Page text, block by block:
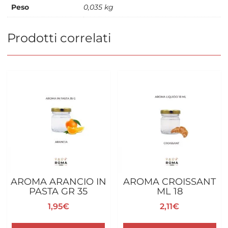
Peso 0,035 kg
Prodotti correlati
AROMA ARANCIO IN
PASTA GR 35
1,95€
AROMA CROISSANT
ML 18
2,11€